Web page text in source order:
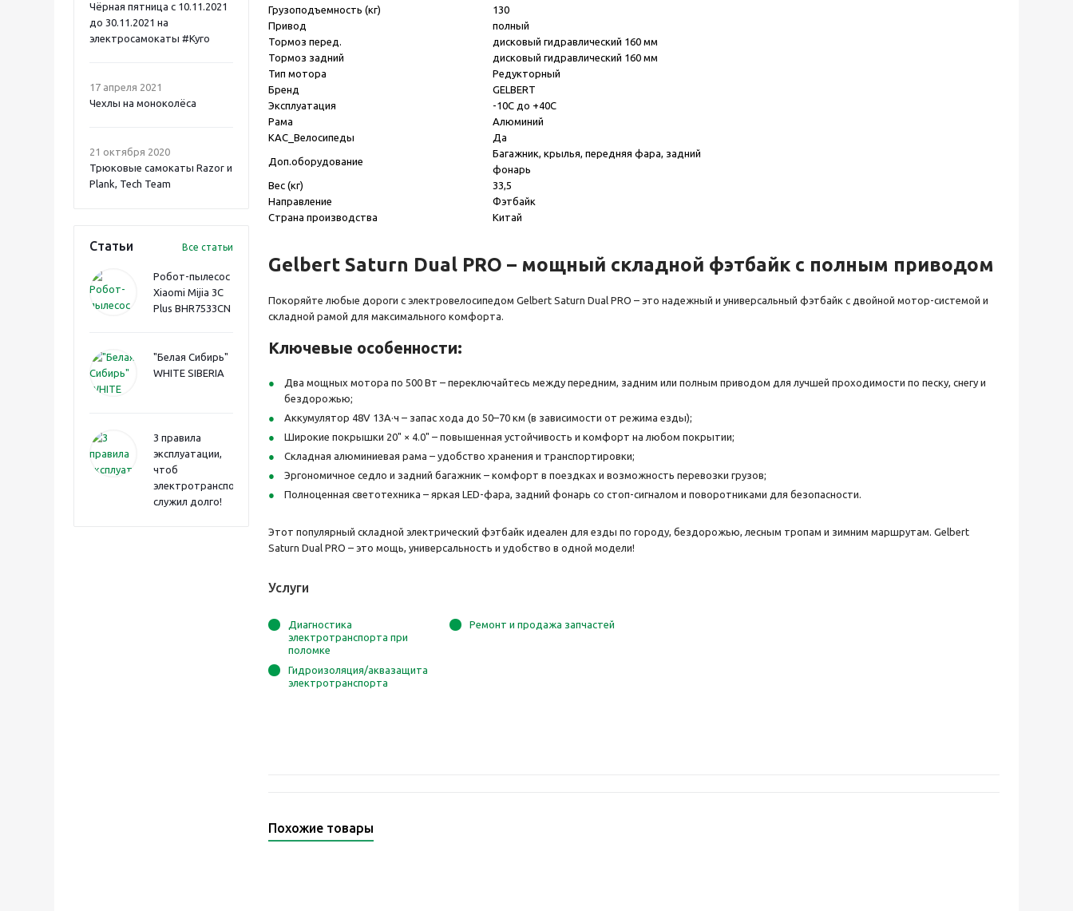
Чёрная пятница с 10.11.2021
до 30.11.2021 на
электросамокаты #Куго
17 апреля 2021
Чехлы на моноколёса
21 октября 2020
Трюковые самокаты Razor и
Plank, Tech Team
Статьи Все статьи
Робот-пылесос
Xiaomi Mijia 3C
Plus BHR7533CN
"Белая Сибирь"
WHITE SIBERIA
3 правила
эксплуатации,
чтоб
электротранспорт
служил долго!
Грузоподъемность (кг)
130
Привод
полный
Тормоз перед.
дисковый гидравлический 160 мм
Тормоз задний
дисковый гидравлический 160 мм
Тип мотора
Редукторный
Бренд
GELBERT
Эксплуатация
-10С до +40С
Рама
Алюминий
КАС_Велосипеды
Да
Доп.оборудование
Багажник, крылья, передняя фара, задний
фонарь
Вес (кг)
33,5
Направление
Фэтбайк
Страна производства
Китай
Gelbert Saturn Dual PRO – мощный складной фэтбайк с полным приводом
Покоряйте любые дороги с электровелосипедом Gelbert Saturn Dual PRO – это надежный и универсальный фэтбайк с двойной мотор-системой и
складной рамой для максимального комфорта.
Ключевые особенности:
Два мощных мотора по 500 Вт – переключайтесь между передним, задним или полным приводом для лучшей проходимости по песку, снегу и
бездорожью;
Аккумулятор 48V 13А·ч – запас хода до 50–70 км (в зависимости от режима езды);
Широкие покрышки 20" × 4.0" – повышенная устойчивость и комфорт на любом покрытии;
Складная алюминиевая рама – удобство хранения и транспортировки;
Эргономичное седло и задний багажник – комфорт в поездках и возможность перевозки грузов;
Полноценная светотехника – яркая LED-фара, задний фонарь со стоп-сигналом и поворотниками для безопасности.
Этот популярный складной электрический фэтбайк идеален для езды по городу, бездорожью, лесным тропам и зимним маршрутам. Gelbert
Saturn Dual PRO – это мощь, универсальность и удобство в одной модели!
Услуги
Диагностика
электротранспорта при
поломке
Ремонт и продажа запчастей
Гидроизоляция/аквазащита
электротранспорта
Похожие товары